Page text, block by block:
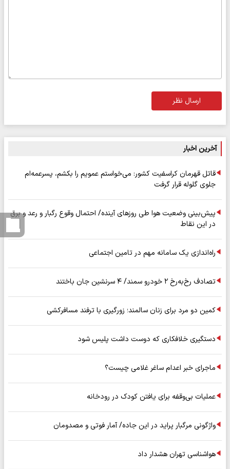
ارسال نظر
آخرین اخبار
قاتل قهرمان کراسفیت کشور: می‌خواستم عمویم را بکشم، پسرعمه‌ام
جلوی گلوله قرار گرفت
پیش‌بینی وضعیت هوا طی روزهای آینده/ احتمال وقوع رگبار و رعد و برق
در این نقاط
راه‌اندازی یک سامانه مهم در تامین اجتماعی
تصادف رخ‌به‌رخ ۲ خودرو سمند/ ۴ سرنشین جان باختند
کمین دو مرد برای زنان سالمند؛ زورگیری با ترفند مسافرکشی
دستگیری خلافکاری که دوست داشت پلیس شود
ماجرای خبر اعدام ساغر غلامی چیست؟
عملیات بی‌وقفه برای یافتن کودک در رودخانه
واژگونی مرگبار پراید در این جاده/ آمار فوتی و مصدومان
هواشناسی تهران هشدار داد